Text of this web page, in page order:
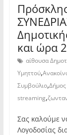
και ώρα
αίθουσα
Υμηττού,
Συμβούλιο,
streaming,
Σας καλούμε
Λογοδοσίας